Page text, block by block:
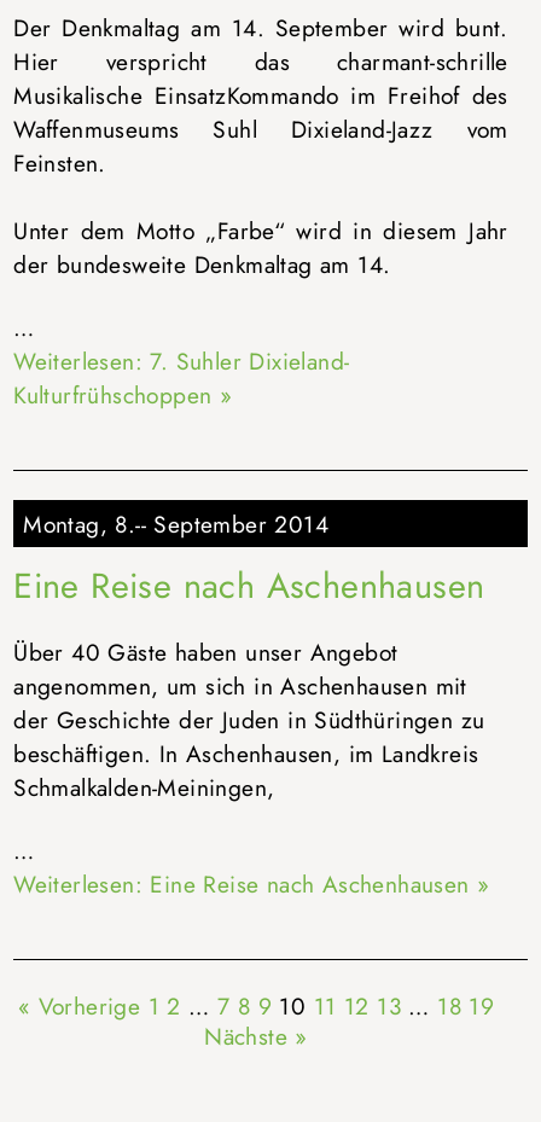
Der Denkmaltag am 14. September wird bunt.
Hier verspricht das charmant-schrille
Musikalische EinsatzKommando im Freihof des
Waffenmuseums Suhl Dixieland-Jazz vom
Feinsten.
Unter dem Motto „Farbe“ wird in diesem Jahr
der bundesweite Denkmaltag am 14.
…
Weiterlesen: 7. Suhler Dixieland-
Kulturfrühschoppen »
Montag, 8.-- September 2014
Eine Reise nach Aschenhausen
Über 40 Gäste haben unser Angebot
angenommen, um sich in Aschenhausen mit
der Geschichte der Juden in Südthüringen zu
beschäftigen. In Aschenhausen, im Landkreis
Schmalkalden-Meiningen,
…
Weiterlesen: Eine Reise nach Aschenhausen »
« Vorherige 1 2 … 7 8 9 10 11 12 13 … 18 19
Nächste »